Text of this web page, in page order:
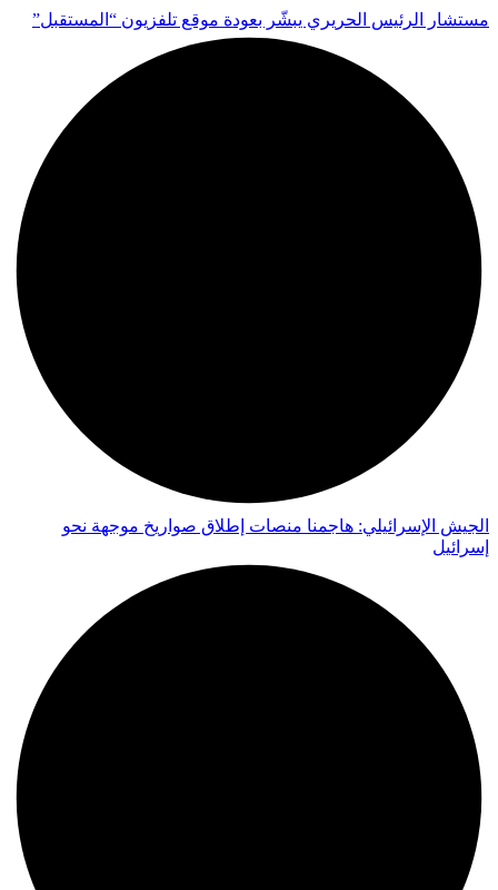
مستشار الرئيس الحريري يبشّر بعودة موقع تلفزيون “المستقبل”
الجيش الإسرائيلي: هاجمنا منصات إطلاق صواريخ موجهة نحو
إسرائيل